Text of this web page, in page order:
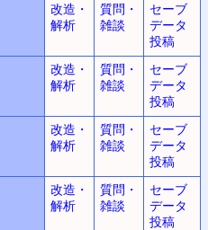
改造・
解析
質問・
雑談
セーブ
データ
投稿
改造・
解析
質問・
雑談
セーブ
データ
投稿
改造・
解析
質問・
雑談
セーブ
データ
投稿
改造・
解析
質問・
雑談
セーブ
データ
投稿